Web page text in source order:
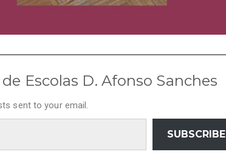
Escolas D. Afonso Sanches
sent to your email.
SUBSCRIBE